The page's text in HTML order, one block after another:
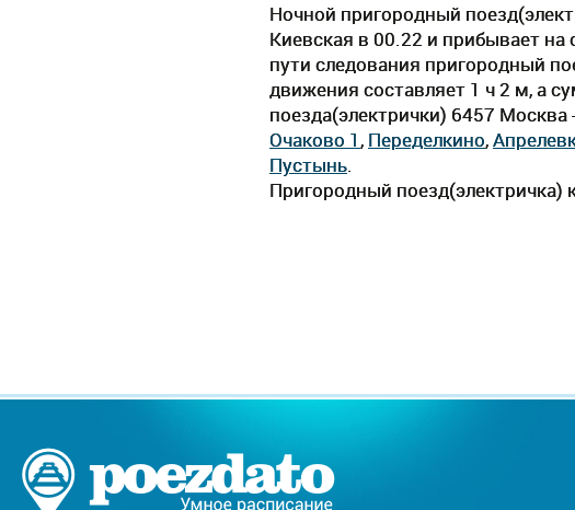
Ночной пригородный
Киевская в 00.22 и прибывает
пути следования пригородный
движения составляет 1 ч 2 м, а
поезда(электрички) 6457
Очаково 1, Переделкино,
Пустынь.
Пригородный поезд(электричка)